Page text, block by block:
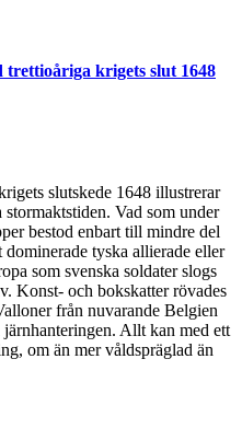
trettioåriga krigets slut 1648
slutskede 1648 illustrerar
Vad som under
bestod enbart till mindre del
tyska allierade eller
som svenska soldater slogs
Konst- och bokskatter rövades
från nuvarande Belgien
Allt kan med ett
om än mer våldspräglad än